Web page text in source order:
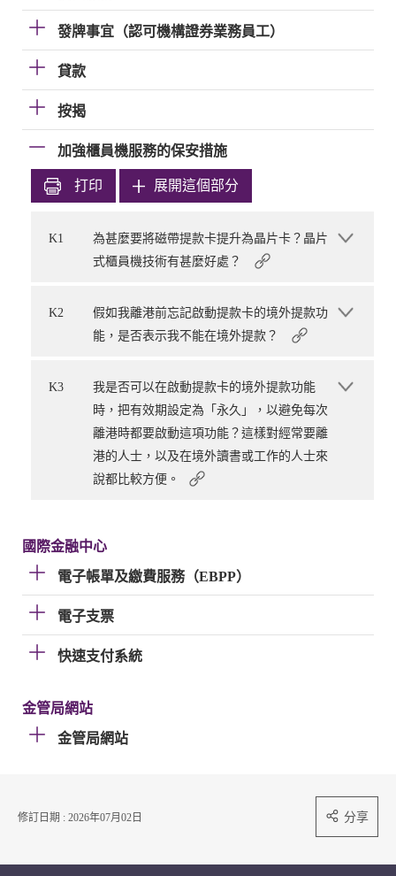
發牌事宜（認可機構證券業務員工）
貸款
按揭
加強櫃員機服務的保安措施
打印 展開這個部分
K1
為甚麼要將磁帶提款卡提升為晶片卡？晶片
式櫃員機技術有甚麼好處？
K2
假如我離港前忘記啟動提款卡的境外提款功
能，是否表示我不能在境外提款？
K3
我是否可以在啟動提款卡的境外提款功能
時，把有效期設定為「永久」，以避免每次
離港時都要啟動這項功能？這樣對經常要離
港的人士，以及在境外讀書或工作的人士來
說都比較方便。
國際金融中心
電子帳單及繳費服務（EBPP）
電子支票
快速支付系統
金管局網站
金管局網站
修訂日期 : 2026年07月02日 分享